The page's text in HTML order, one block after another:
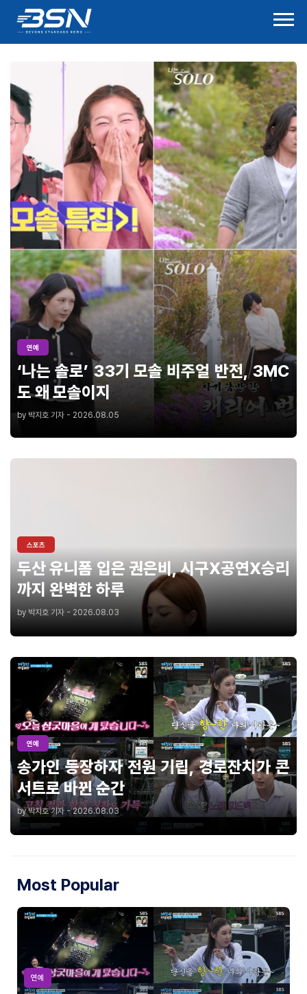
연예
‘나는 솔로’ 33기 모솔 비주얼 반전, 3MC
도 왜 모솔이지
by 박지호 기자 - 2026.08.05
스포츠
두산 유니폼 입은 권은비, 시구X공연X승리
까지 완벽한 하루
by 박지호 기자 - 2026.08.03
연예
송가인 등장하자 전원 기립, 경로잔치가 콘
서트로 바뀐 순간
by 박지호 기자 - 2026.08.03
Most Popular
연예